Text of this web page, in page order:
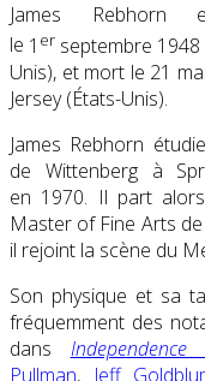
James
le 1 er septembre 1948
Unis), et mort le 21
Jersey (États-Unis).
James Rebhorn
de Wittenberg à
en 1970. Il part
Master of Fine Arts de
il rejoint la scène du
Son physique et sa
fréquemment des
dans Independence
Pullman, Jeff